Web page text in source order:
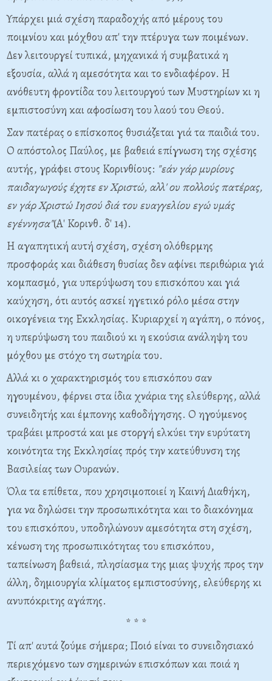
Υπάρχει μιά σχέση παραδοχής από μέρους του
ποιμνίου και μόχθου απ' την πτέρυγα των ποιμένων.
Δεν λειτουργεί τυπικά, μηχανικά ή συμβατικά η
εξουσία, αλλά η αμεσότητα και το ενδιαφέρον. Η
ανόθευτη φροντίδα του λειτουργού των Μυστηρίων κι η
εμπιστοσύνη και αφοσίωση του λαού του Θεού.
Σαν πατέρας ο επίσκοπος θυσιάζεται γιά τα παιδιά του.
Ο απόστολος Παύλος, με βαθειά επίγνωση της σχέσης
αυτής, γράφει στους Κορινθίους: "εάν γάρ μυρίους
παιδαγωγούς έχητε εν Χριστώ, αλλ' ου πολλούς πατέρας,
εν γάρ Χριστώ Ιησού διά του ευαγγελίου εγώ υμάς
εγέννησα"(Α' Κορινθ. δ' 14).
Η αγαπητική αυτή σχέση, σχέση ολόθερμης
προσφοράς και διάθεση θυσίας δεν αφίνει περιθώρια γιά
κομπασμό, για υπερύψωση του επισκόπου και γιά
καύχηση, ότι αυτός ασκεί ηγετικό ρόλο μέσα στην
οικογένεια της Εκκλησίας. Κυριαρχεί η αγάπη, ο πόνος,
η υπερύψωση του παιδιού κι η εκούσια ανάληψη του
μόχθου με στόχο τη σωτηρία του.
Αλλά κι ο χαρακτηρισμός του επισκόπου σαν
ηγουμένου, φέρνει στα ίδια χνάρια της ελεύθερης, αλλά
συνειδητής και έμπονης καθοδήγησης. Ο ηγούμενος
τραβάει μπροστά και με στοργή ελκύει την ευρύτατη
κοινότητα της Εκκλησίας πρός την κατεύθυνση της
Βασιλείας των Ουρανών.
Όλα τα επίθετα, που χρησιμοποιεί η Καινή Διαθήκη,
για να δηλώσει την προσωπικότητα και το διακόνημα
του επισκόπου, υποδηλώνουν αμεσότητα στη σχέση,
κένωση της προσωπικότητας του επισκόπου,
ταπείνωση βαθειά, πλησίασμα της μιας ψυχής προς την
άλλη, δημιουργία κλίματος εμπιστοσύνης, ελεύθερης κι
ανυπόκριτης αγάπης.
* * *
Τί απ' αυτά ζούμε σήμερα; Ποιό είναι το συνειδησιακό
περιεχόμενο των σημερινών επισκόπων και ποιά η